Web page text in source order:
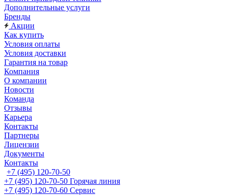
Дополнительные услуги
Бренды
Акции
Как купить
Условия оплаты
Условия доставки
Гарантия на товар
Компания
О компании
Новости
Команда
Отзывы
Карьера
Контакты
Партнеры
Лицензии
Документы
Контакты
+7 (495) 120-70-50
+7 (495) 120-70-50 Горячая линия
+7 (495) 120-70-60 Сервис